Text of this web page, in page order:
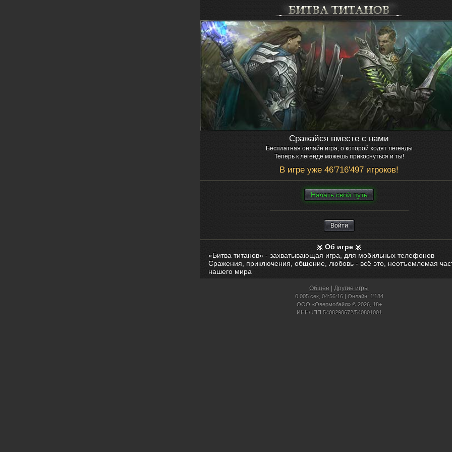
Сражайся вместе с нами
Бесплатная онлайн игра, о которой ходят легенды
Теперь к легенде можешь прикоснуться и ты!
В игре уже 46'716'497 игроков!
Нaчaть свой путь
Войти
Об игре
«Битва титанов» - захватывающая игра, для мобильных телефонов
Сражения, приключения, общение, любовь - всё это, неотъемлемая
нашего мира
Общее Другие игры
0.005 сек, 04:56:16 | Онлайн: 1'184
ООО «Овермобайл» © 2026, 18+
ИНН/КПП 5408290672/540801001